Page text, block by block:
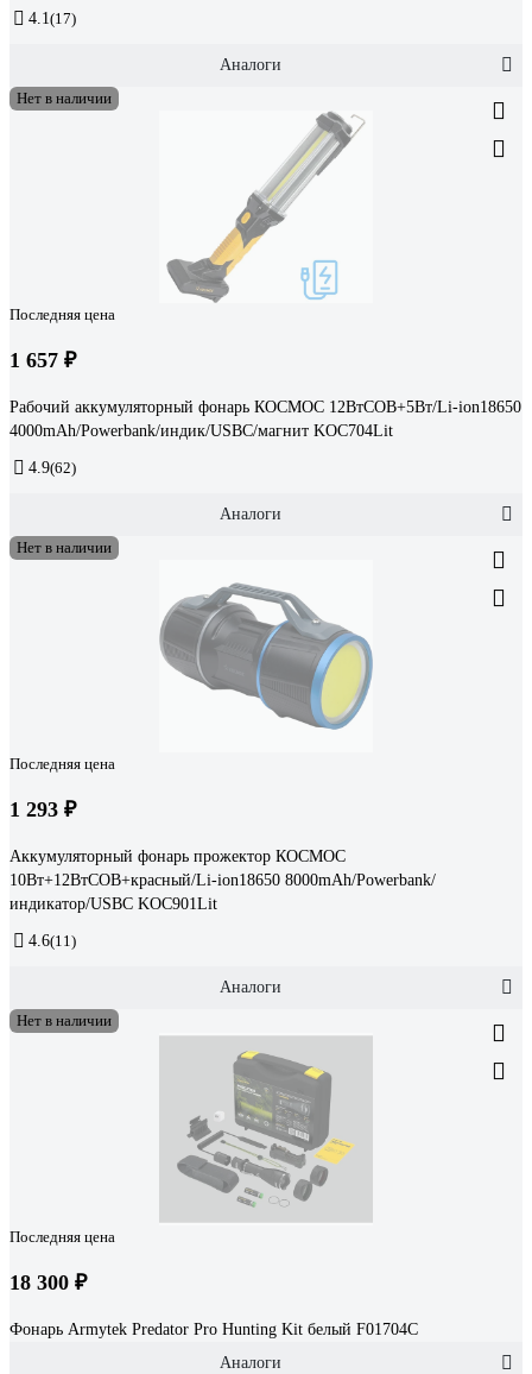
4.1(17)
Аналоги
Нет в наличии
Последняя цена
1 657 ₽
Рабочий аккумуляторный фонарь КОСМОС 12ВтCOB+5Вт/Li-ion18650
4000mAh/Powerbank/индик/USBС/магнит KOC704Lit
4.9(62)
Аналоги
Нет в наличии
Последняя цена
1 293 ₽
Аккумуляторный фонарь прожектор КОСМОС
10Вт+12ВтCOB+красный/Li-ion18650 8000mAh/Powerbank/
индикатор/USBС KOC901Lit
4.6(11)
Аналоги
Нет в наличии
Последняя цена
18 300 ₽
Фонарь Armytek Predator Pro Hunting Kit белый F01704C
Аналоги